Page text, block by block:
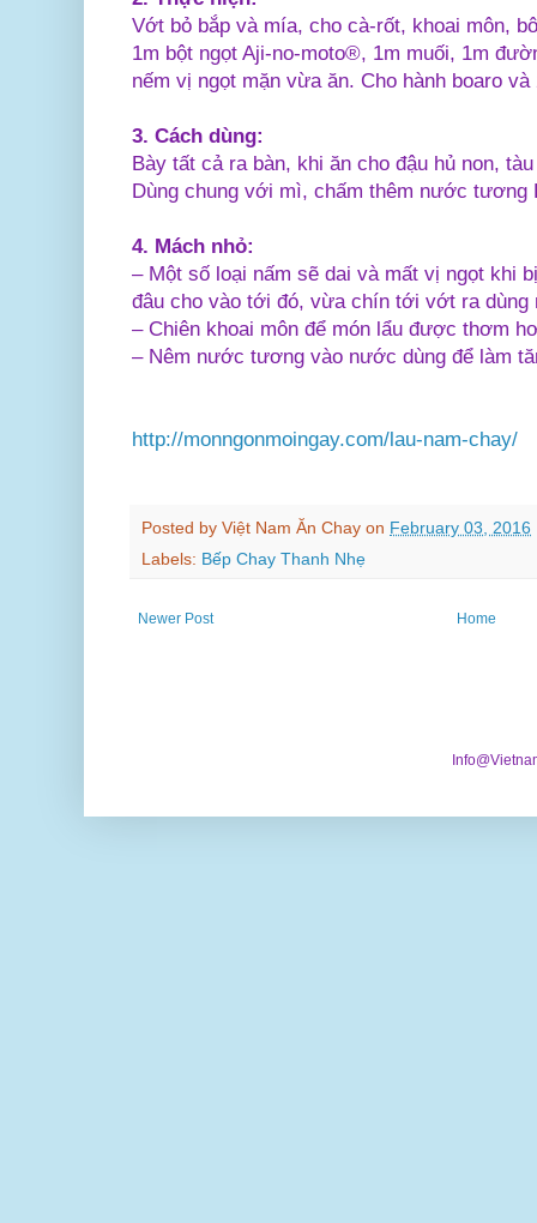
Vớt bỏ bắp và mía, cho cà-rốt, khoai môn,
1m bột ngọt Aji-no-moto®, 1m muối, 1m
nếm vị ngọt mặn vừa ăn. Cho hành boaro
3. Cách dùng:
Bày tất cả ra bàn, khi ăn cho đậu hủ non,
Dùng chung với mì, chấm thêm nước tương
4. Mách nhỏ:
– Một số loại nấm sẽ dai và mất vị ngọt khi
đâu cho vào tới đó, vừa chín tới vớt ra dùng
– Chiên khoai môn để món lẩu được thơm
– Nêm nước tương vào nước dùng để làm
http://monngonmoingay.com/lau-nam-chay/
Posted by Việt Nam Ăn Chay on February 03, 2016
Labels: Bếp Chay Thanh Nhẹ
Newer Post Home